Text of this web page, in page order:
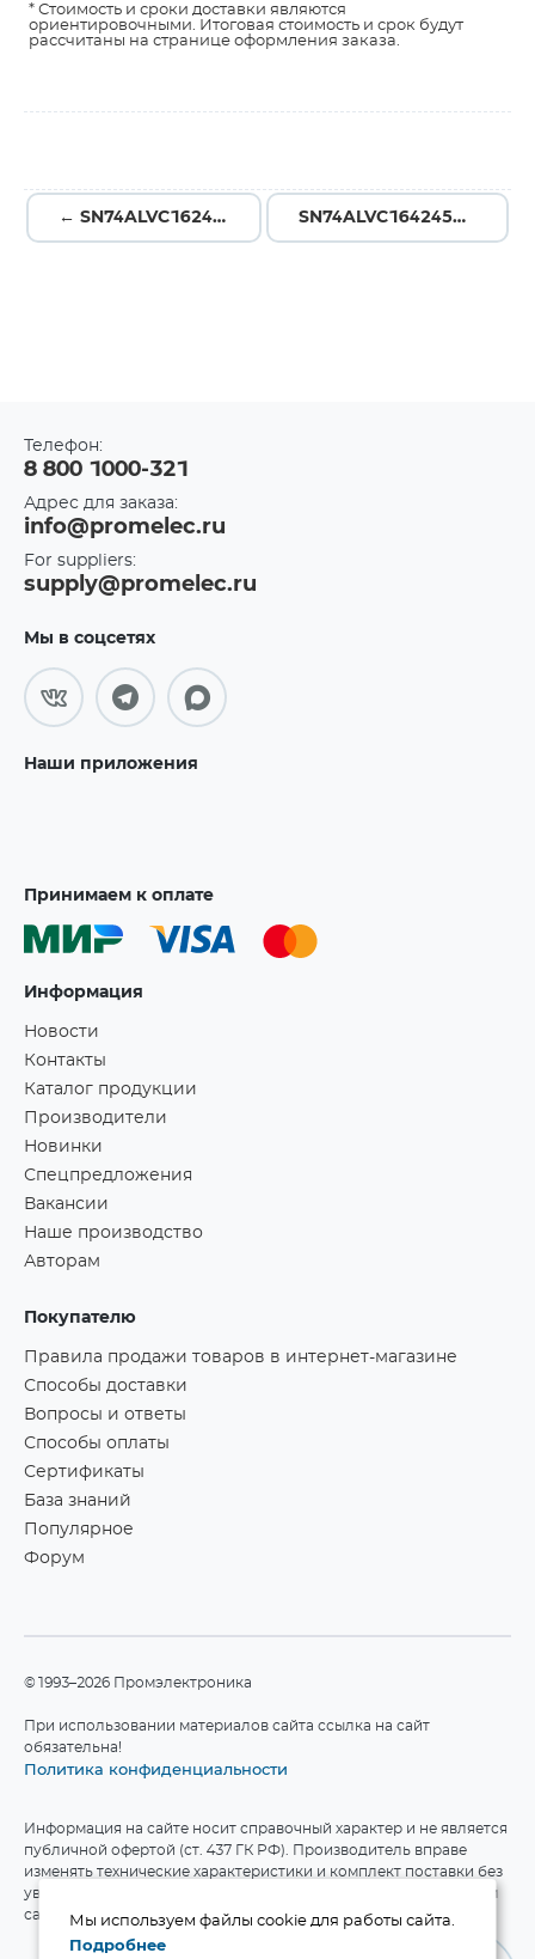
* Стоимость и сроки доставки являются
ориентировочными. Итоговая стоимость и срок будут
рассчитаны на странице оформления заказа.
← SN74ALVC16244ADL SN74ALVC164245DLR →
Телефон:
8 800 1000-321
Адрес для заказа:
info@promelec.ru
For suppliers:
supply@promelec.ru
Мы в соцсетях
Наши приложения
Принимаем к оплате
Информация
Новости
Контакты
Каталог продукции
Производители
Новинки
Спецпредложения
Вакансии
Наше производство
Авторам
Покупателю
Правила продажи товаров в интернет-магазине
Способы доставки
Вопросы и ответы
Способы оплаты
Сертификаты
База знаний
Популярное
Форум
©1993–2026 Промэлектроника
При использовании материалов сайта ссылка на сайт
обязательна!
Политика конфиденциальности
Информация на сайте носит справочный характер и не является
публичной офертой (ст. 437 ГК РФ). Производитель вправе
изменять технические характеристики и комплект поставки без
уведомления. Актуальные данные приведены на официальном
сайте производителя.
Мы используем файлы cookie для работы сайта.
Подробнее